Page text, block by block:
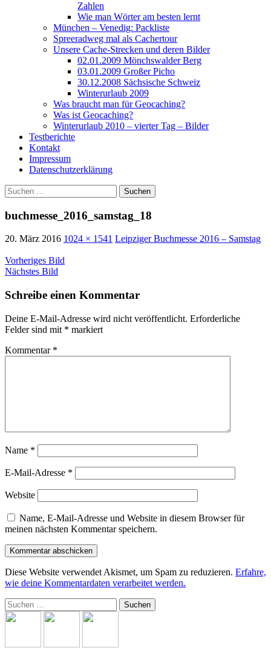
Zahlen
Wie man Wörter am besten lernt
München – Venedig: Packliste
Spreeradweg mal als Cachertour
Unsere Cache-Strecken und deren Bilder
02.01.2009 Mönchswalder Berg
03.01.2009 Großer Picho
30.12.2008 Sächsische Schweiz
Winterurlaub 2009
Was braucht man für Geocaching?
Was ist Geocaching?
Winterurlaub 2010 – vierter Tag – Bilder
Testberichte
Kontakt
Impressum
Datenschutzerklärung
Suchen
nach:
buchmesse_2016_samstag_18
20. März 2016 1024 × 1541 Leipziger Buchmesse 2016 – Samstag
Vorheriges Bild
Nächstes Bild
Schreibe einen Kommentar
Deine E-Mail-Adresse wird nicht veröffentlicht. Erforderliche
Felder sind mit * markiert
Kommentar *
Name *
E-Mail-Adresse *
Website
Name, E-Mail-Adresse und Website in diesem Browser für
meinen nächsten Kommentar speichern.
Diese Website verwendet Akismet, um Spam zu reduzieren. Erfahre,
wie deine Kommentardaten verarbeitet werden.
Suchen
nach: